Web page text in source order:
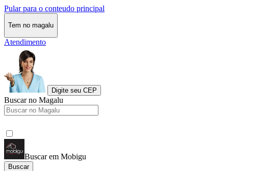
Pular para o conteudo principal
Tem no magalu
Atendimento
Digite seu CEP
Buscar no Magalu
Buscar em Mobigu
Buscar